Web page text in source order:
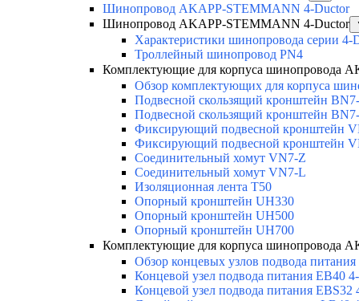
Шинопровод AKAPP-STEMMANN 4-Ductor
Шинопровод AKAPP-STEMMANN 4-Ductor
Характеристики шинопровода серии 4-
Троллейный шинопровод PN4
Комплектующие для корпуса шинопровода
Обзор комплектующих для корпуса
Подвесной скользящий кронштейн
Подвесной скользящий кронштейн
Фиксирующий подвесной кронштейн
Фиксирующий подвесной кронштейн
Соединительный хомут VN7-Z
Соединительный хомут VN7-L
Изоляционная лента T50
Опорный кронштейн UH330
Опорный кронштейн UH500
Опорный кронштейн UH700
Комплектующие для корпуса шинопровода
Обзор концевых узлов подвода
Концевой узел подвода питания EB40
Концевой узел подвода питания EBS32